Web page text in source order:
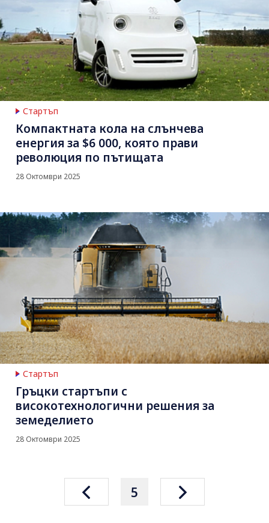
Стартъп
Компактната кола на слънчева
енергия за $6 000, която прави
революция по пътищата
28 Октомври 2025
Стартъп
Гръцки стартъпи с
високотехнологични решения за
земеделието
28 Октомври 2025
5